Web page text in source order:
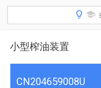
小型榨油装置
CN204659008U